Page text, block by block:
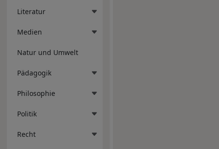
Literatur
Medien
Natur und Umwelt
Pädagogik
Philosophie
Politik
Recht